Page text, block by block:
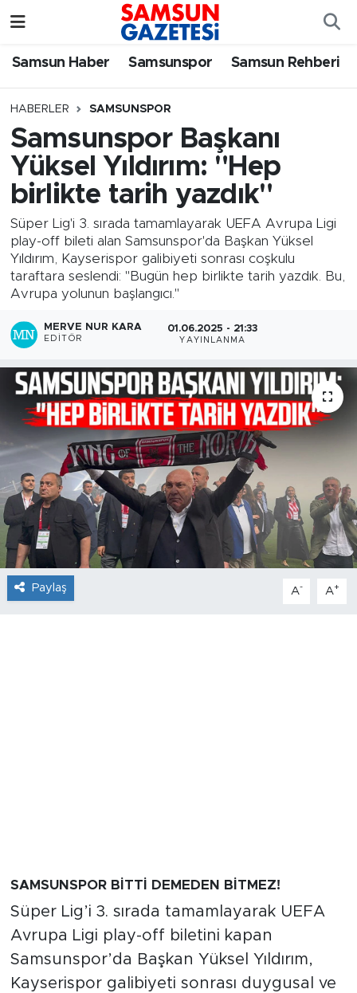
Samsun Haber Samsunspor Samsun Rehberi
HABERLER SAMSUNSPOR
Samsunspor Başkanı
Yüksel Yıldırım: "Hep
birlikte tarih yazdık"
Süper Lig'i 3. sırada tamamlayarak UEFA Avrupa Ligi
play-off bileti alan Samsunspor'da Başkan Yüksel
Yıldırım, Kayserispor galibiyeti sonrası coşkulu
taraftara seslendi: "Bugün hep birlikte tarih yazdık. Bu,
Avrupa yolunun başlangıcı."
MERVE NUR KARA
EDITÖR
01.06.2025 - 21:33
YAYINLANMA
Paylaş A- A+
SAMSUNSPOR BİTTİ DEMEDEN BİTMEZ!
Süper Lig’i 3. sırada tamamlayarak UEFA
Avrupa Ligi play-off biletini kapan
Samsunspor’da Başkan Yüksel Yıldırım,
Kayserispor galibiyeti sonrası duygusal ve
Samsun Haber
Samsun Rehberi
Resmi İlanlar
Samsun Nöbetçi Eczaneler
SAMSUN Namaz Vakitleri
Samsun Trafik Yoğunluk Haritası
Süper Lig Puan Durumu ve Fikstür
Tüm Manşetler
Son Dakika Haberleri
Haber Arşivi